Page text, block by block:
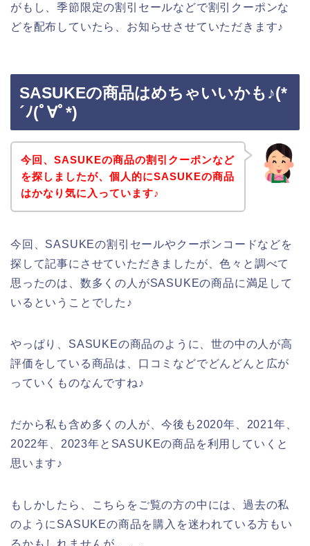
がもし、季節限定の割引セールなどで割引クーポンな
どを配布していたら、お知らせさせていただきます♪
SASUKEの商品はめちゃいいかも♪(*
´ﾉ(ﾟ∀ﾟ*)
今回、SASUKEの商品の割引クーポンなど
を探しましたが、個人的にSASUKEの商品
はかなり気に入っています♪
今回、SASUKEの割引セールやクーポンコードなどを
探して記事にさせていただきましたが、色々と調べて
思ったのは、数多くの人がSASUKEの商品に満足して
いるということでした♪
やっぱり、SASUKEの商品のように、世の中の人が高
評価をしている商品は、口コミなどでどんどんと広が
っていくものなんですね♪
だから私も含め多くの人が、今後も2020年、2021年、
2022年、2023年とSASUKEの商品を利用していくと
思います♪
もしかしたら、こちらをご覧の方の中には、過去の私
のようにSASUKEの商品を購入を迷われている方もい
るかもしれませんが、、、